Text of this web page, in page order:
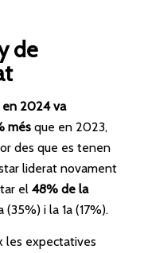
de
2024 va
mésque en 2023,
des que es tenen
liderat novament
el 48% de la
(35%) i la 1a (17%).
les expectatives